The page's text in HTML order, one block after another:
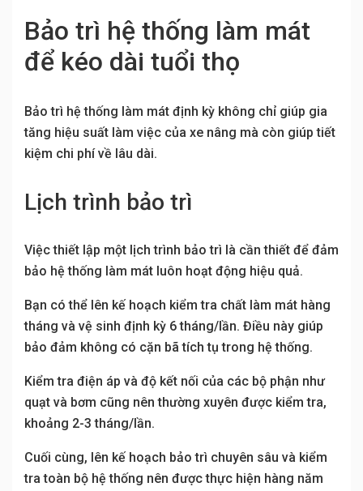
Bảo trì hệ thống làm mát
để kéo dài tuổi thọ
Bảo trì hệ thống làm mát định kỳ không chỉ giúp gia
tăng hiệu suất làm việc của xe nâng mà còn giúp tiết
kiệm chi phí về lâu dài.
Lịch trình bảo trì
Việc thiết lập một lịch trình bảo trì là cần thiết để đảm
bảo hệ thống làm mát luôn hoạt động hiệu quả.
Bạn có thể lên kế hoạch kiểm tra chất làm mát hàng
tháng và vệ sinh định kỳ 6 tháng/lần. Điều này giúp
bảo đảm không có cặn bã tích tụ trong hệ thống.
Kiểm tra điện áp và độ kết nối của các bộ phận như
quạt và bơm cũng nên thường xuyên được kiểm tra,
khoảng 2-3 tháng/lần.
Cuối cùng, lên kế hoạch bảo trì chuyên sâu và kiểm
tra toàn bộ hệ thống nên được thực hiện hàng năm